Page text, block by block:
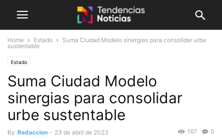
Home Estado
Suma Ciudad Modelo sinergias para consolidar urbe
sustentable
Estado
Suma Ciudad Modelo
sinergias para consolidar
urbe sustentable
By Redaccion - 23 de abril de 2023 0
167